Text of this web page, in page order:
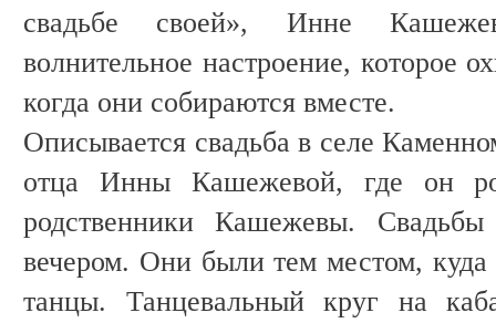
свадьбе своей», Инне
волнительное настроение, которое
когда они собираются вместе.
Описывается свадьба в селе
отца Инны Кашежевой, где он
родственники Кашежевы.
вечером. Они были тем местом,
танцы. Танцевальный круг на